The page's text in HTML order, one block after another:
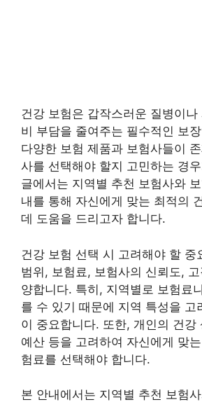
건강 보험은 갑작스러운 질병이
비 부담을 줄여주는 필수적인 보
다양한 보험 제품과 보험사들이
사를 선택해야 할지 고민하는 경
글에서는 지역별 추천 보험사와
내를 통해 자신에게 맞는 최적의
데 도움을 드리고자 합니다.
건강 보험 선택 시 고려해야 할 중
범위, 보험료, 보험사의 신뢰도,
양합니다. 특히, 지역별로 보험료
를 수 있기 때문에 지역 특성을 고
이 중요합니다. 또한, 개인의 건강
예산 등을 고려하여 자신에게 맞
험료를 선택해야 합니다.
본 안내에서는 지역별 추천 보험